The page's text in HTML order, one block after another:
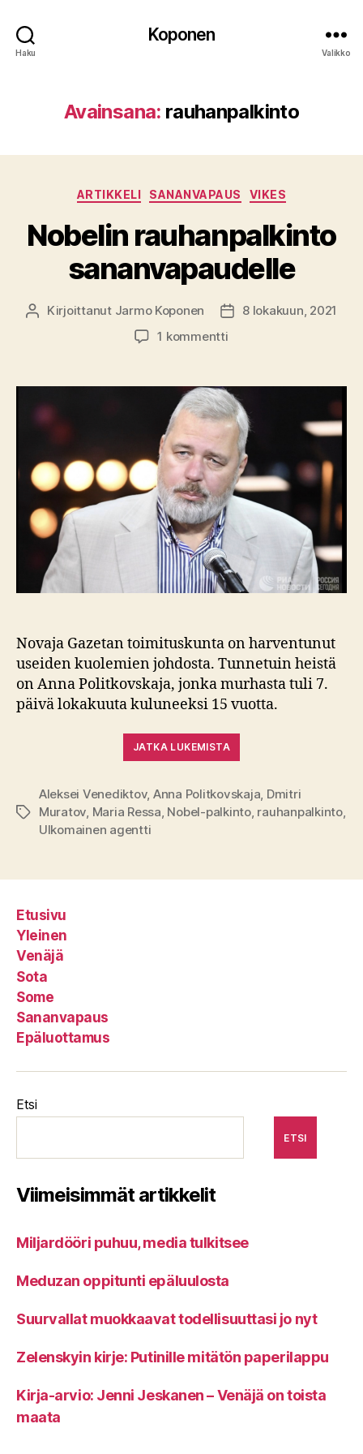
Haku
Koponen
Valikko
Avainsana: rauhanpalkinto
Kategoriat
ARTIKKELI SANANVAPAUS VIKES
Nobelin rauhanpalkinto
sananvapaudelle
Kirjoittaja
Kirjoittanut Jarmo Koponen Julkaisupäivämäärä
8 lokakuun, 2021
1 kommenttiartikkeliin
sananvapaudelle
Novaja Gazetan toimituskunta on harventunut
useiden kuolemien johdosta. Tunnetuin heistä
on Anna Politkovskaja, jonka murhasta tuli 7.
päivä lokakuuta kuluneeksi 15 vuotta.
JATKA LUKEMISTA
Avainsanat
Aleksei Venediktov, Anna Politkovskaja Dmitri
Muratov Maria Ressa Nobel-palkinto, rauhanpalkinto,
Ulkomainen agentti
Etusivu
Yleinen
Venäjä
Sota
Some
Sananvapaus
Epäluottamus
Etsi
ETSI
Viimeisimmät artikkelit
Miljardööri puhuu, media tulkitsee
Meduzan oppitunti epäluulosta
Suurvallat muokkaavat todellisuuttasi jo nyt
Zelenskyin kirje: Putinille mitätön paperilappu
Kirja-arvio: Jenni Jeskanen – Venäjä on toista
maata